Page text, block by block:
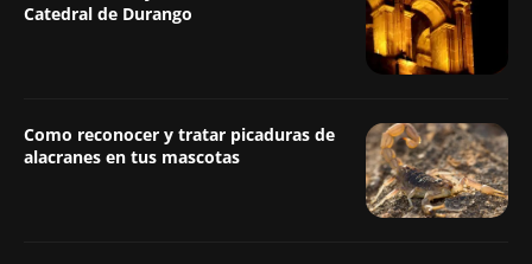
Catedral de Durango
Como reconocer y tratar picaduras de
alacranes en tus mascotas